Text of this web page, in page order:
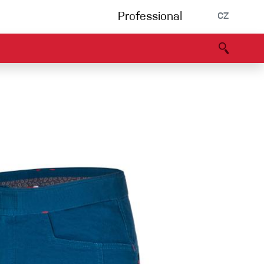
Professional CZ
Via Ferrata
Vícedélky/tradiční